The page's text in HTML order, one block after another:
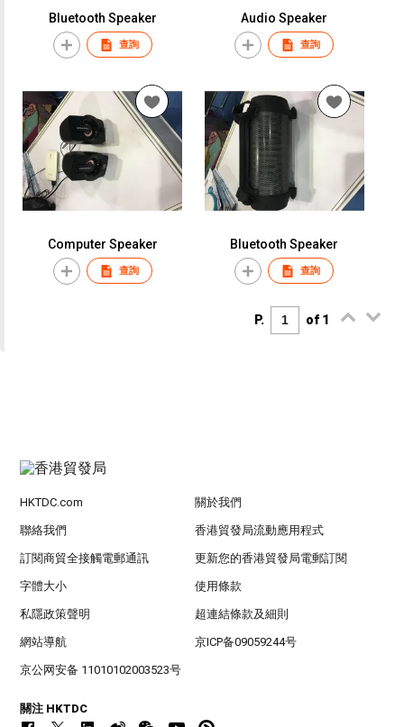
Bluetooth Speaker
查詢
Audio Speaker
查詢
Computer Speaker
查詢
Bluetooth Speaker
查詢
P. of 1
HKTDC.com 關於我們
聯絡我們 香港貿發局流動應用程式
訂閱商貿全接觸電郵通訊 更新您的香港貿發局電郵訂閱
字體大小 使用條款
私隱政策聲明 超連結條款及細則
網站導航 京ICP备09059244号
京公网安备 11010102003523号
關注 HKTDC